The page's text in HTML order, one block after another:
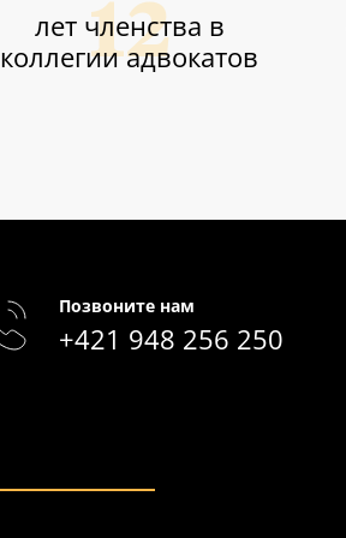
лет членства в
коллегии адвокатов
Позвоните нам
+421 948 256 250